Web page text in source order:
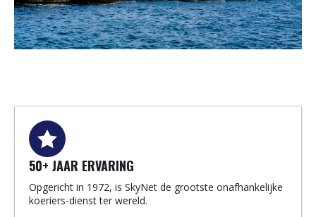
50+ JAAR ERVARING
Opgericht in 1972, is SkyNet de grootste onafhankelijke
koeriers-dienst ter wereld.